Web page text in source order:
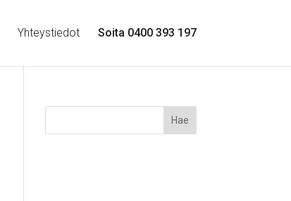
Yhteystiedot Soita 0400 393 197